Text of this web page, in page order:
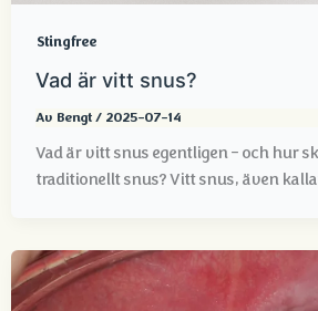
Stingfree
Vad är vitt snus?
Av Bengt / 2025-07-14
Vad är vitt snus egentligen – och hur
traditionellt snus? Vitt snus, även